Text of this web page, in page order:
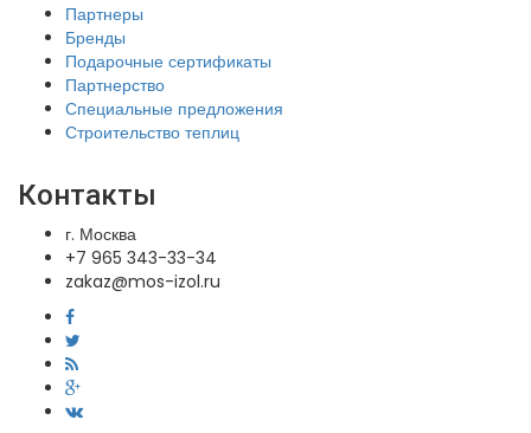
Партнеры
Бренды
Подарочные сертификаты
Партнерство
Специальные предложения
Строительство теплиц
Контакты
г. Москва
+7 965 343-33-34
zakaz@mos-izol.ru